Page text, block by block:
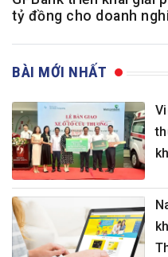
tỷ đồng cho doanh
BÀI MỚI NHẤT